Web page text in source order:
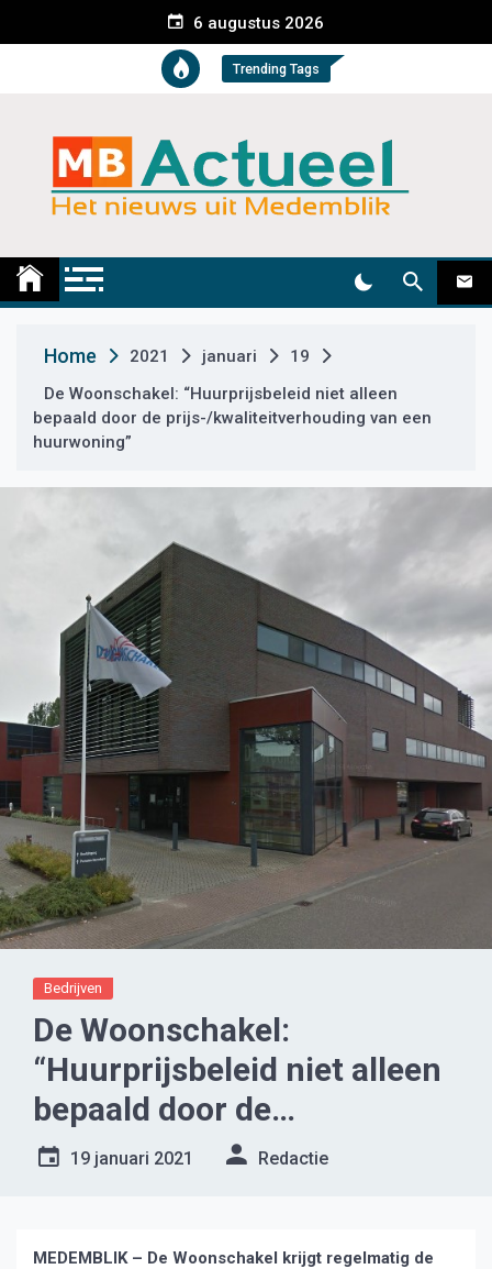
e
t
6 augustus 2026
Trending Tags
Medemblik Actueel
Home 2021 januari
19
De Woonschakel: “Huurprijsbeleid niet alleen
bepaald door de prijs-/kwaliteitverhouding van een
huurwoning”
Bedrijven
De Woonschakel:
“Huurprijsbeleid niet alleen
bepaald door de
prijs-/kwaliteitverhouding
19 januari 2021 Redactie
MEDEMBLIK – De Woonschakel krijgt regelmatig de